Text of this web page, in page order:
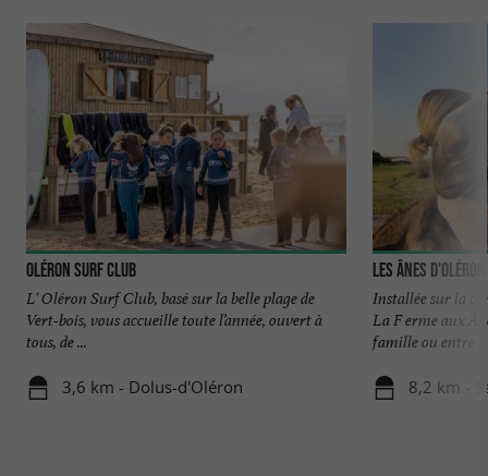
Oléron Surf Club
L' Oléron Surf Club, basé sur la belle plage de
Vert-bois, vous accueille toute l’année, ouvert à
tous, de ...
3,6 km - Dolus-d'Oléron
Les Ânes d'Oléron
Installée sur la
La F erme aux
famille ou entre ...
8,2 km -